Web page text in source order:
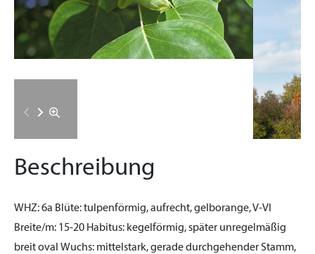
Beschreibung
WHZ:6a Blüte:tulpenförmig, aufrecht, gelborange, V-VI
Breite/m: 15-20 Habitus: kegelförmig, später unregelmäßig
breit oval Wuchs: mittelstark, gerade durchgehender Stamm,